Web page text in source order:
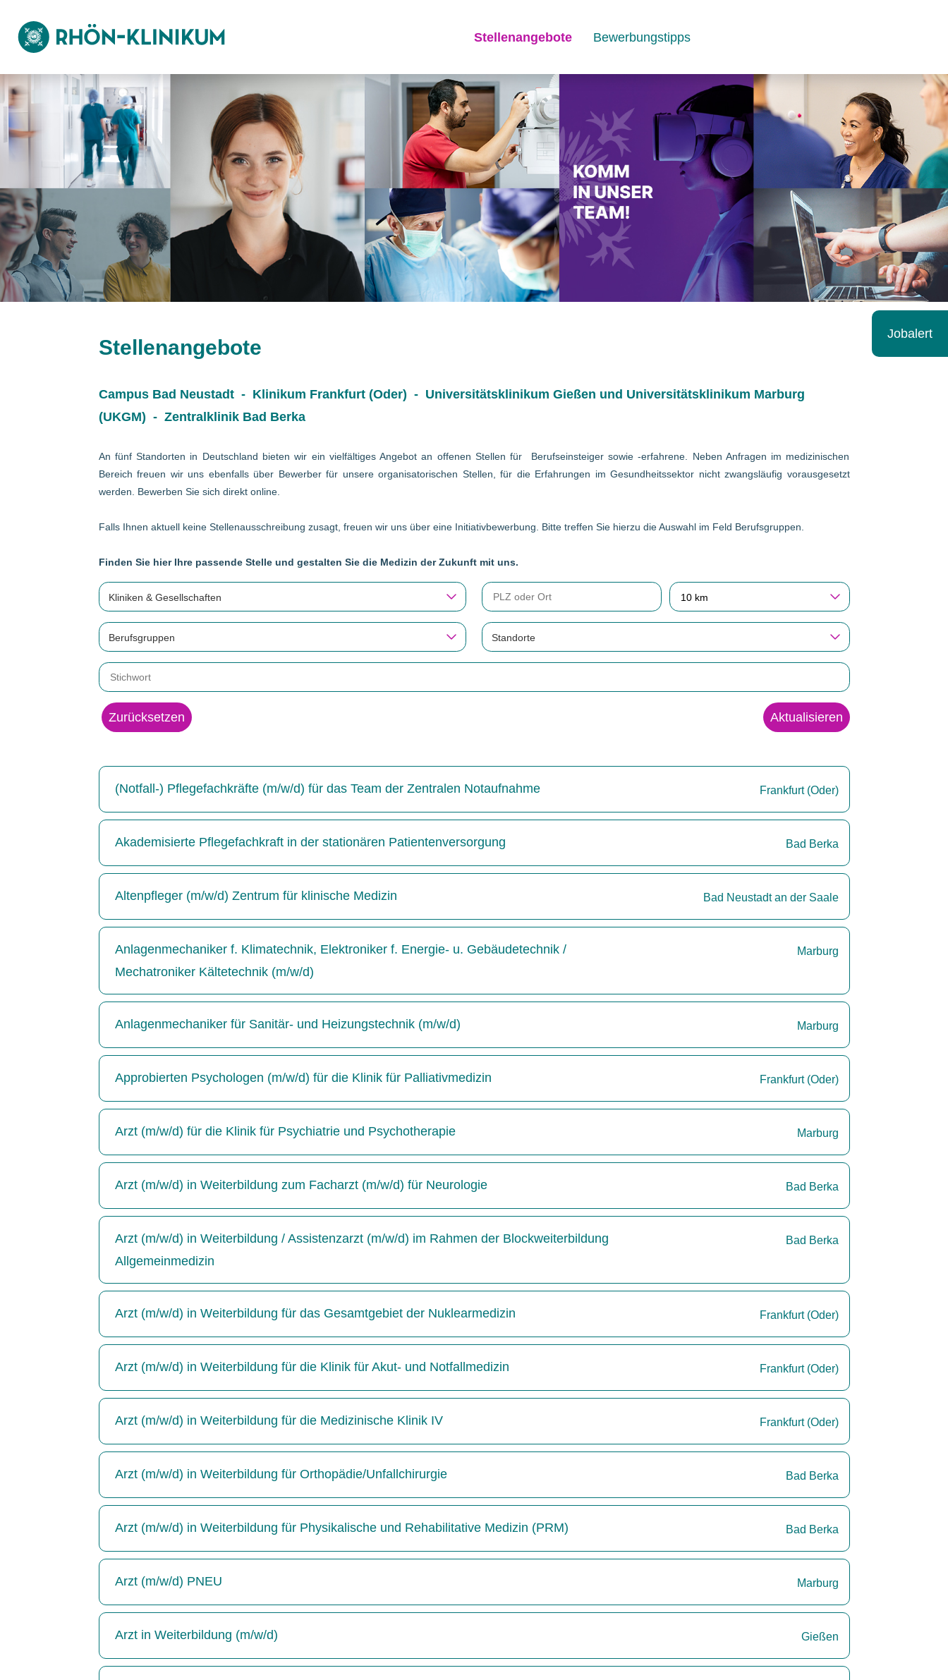
Stellenangebote Bewerbungstipps
Stellenangebote
Campus Bad Neustadt - Klinikum Frankfurt (Oder) - Universitätsklinikum Gießen und Universitätsklinikum Marburg
(UKGM) - Zentralklinik Bad Berka
An fünf Standorten in Deutschland bieten wir ein vielfältiges Angebot an offenen Stellen für Berufseinsteiger sowie -erfahrene. Neben Anfragen im medizinischen
Bereich freuen wir uns ebenfalls über Bewerber für unsere organisatorischen Stellen, für die Erfahrungen im Gesundheitssektor nicht zwangsläufig vorausgesetzt
werden. Bewerben Sie sich direkt online.
Falls Ihnen aktuell keine Stellenausschreibung zusagt, freuen wir uns über eine Initiativbewerbung. Bitte treffen Sie hierzu die Auswahl im Feld Berufsgruppen.
Finden Sie hier Ihre passende Stelle und gestalten Sie die Medizin der Zukunft mit uns.
Kliniken & Gesellschaften 10 km
Berufsgruppen Standorte
Zurücksetzen Aktualisieren
(Notfall-) Pflegefachkräfte (m/w/d) für das Team der Zentralen Notaufnahme Frankfurt (Oder)
Akademisierte Pflegefachkraft in der stationären Patientenversorgung Bad Berka
Altenpfleger (m/w/d) Zentrum für klinische Medizin Bad Neustadt an der Saale
Anlagenmechaniker f. Klimatechnik, Elektroniker f. Energie- u. Gebäudetechnik /
Mechatroniker Kältetechnik (m/w/d)
Marburg
Anlagenmechaniker für Sanitär- und Heizungstechnik (m/w/d) Marburg
Approbierten Psychologen (m/w/d) für die Klinik für Palliativmedizin Frankfurt (Oder)
Arzt (m/w/d) für die Klinik für Psychiatrie und Psychotherapie Marburg
Arzt (m/w/d) in Weiterbildung zum Facharzt (m/w/d) für Neurologie Bad Berka
Arzt (m/w/d) in Weiterbildung / Assistenzarzt (m/w/d) im Rahmen der Blockweiterbildung
Allgemeinmedizin
Bad Berka
Arzt (m/w/d) in Weiterbildung für das Gesamtgebiet der Nuklearmedizin Frankfurt (Oder)
Arzt (m/w/d) in Weiterbildung für die Klinik für Akut- und Notfallmedizin Frankfurt (Oder)
Arzt (m/w/d) in Weiterbildung für die Medizinische Klinik IV Frankfurt (Oder)
Arzt (m/w/d) in Weiterbildung für Orthopädie/Unfallchirurgie Bad Berka
Arzt (m/w/d) in Weiterbildung für Physikalische und Rehabilitative Medizin (PRM) Bad Berka
Arzt (m/w/d) PNEU Marburg
Arzt in Weiterbildung (m/w/d) Gießen
Jobalert